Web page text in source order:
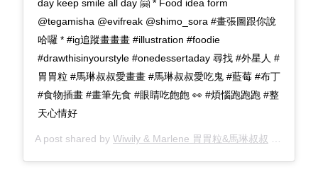
day keep smile all day 🤗 * Food idea form
@tegamisha @evifreak @shimo_sora #畫張圖跟你說
哈囉 * #ig追蹤畫畫畫 #illustration #foodie
#drawthisinyourstyle #onedessertaday 尋找 #外星人 #
胃胃粒 #馬琳叔叔愛畫畫 #馬琳叔叔愛吃鬼 #藍莓 #布丁
#食物插畫 #畫筆先食 #眼睛吃飽飽 👀 #煩惱跑跑跑 #整
天心情好
A post shared by Wiwily & Marlene 胃胃粒&馬琳叔叔